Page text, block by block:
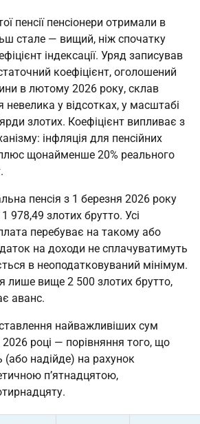
пенсії пенсіонери отримали в
стале — вищий, ніж спочатку
індексації. Уряд записував
коефіцієнт, оголошений
в лютому 2026 року, склав
невелика у відсотках, у масштабі
злотих. Коефіцієнт випливає з
інфляція для пенсійних
щонайменше 20% реального
пенсія з 1 березня 2026 року
978,49 злотих брутто. Усі
перебуває на такому або
на доходи не сплачуватимуть
в неоподатковуваний мінімум.
лише вище 2 500 злотих брутто,
аванс.
найважливіших сум
2026 році — порівняння того, що
(або надійде) на рахунок
п’ятнадцятою,